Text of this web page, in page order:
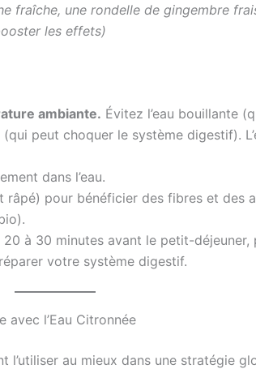
fraîche, une rondelle de gingembre
les effets)
ambiante. Évitez l’eau bouillante
peut choquer le système digestif).
dans l’eau.
râpé) pour bénéficier des fibres et des
20 à 30 minutes avant le petit-déjeuner,
votre système digestif.
avec l’Eau Citronnée
l’utiliser au mieux dans une stratégie